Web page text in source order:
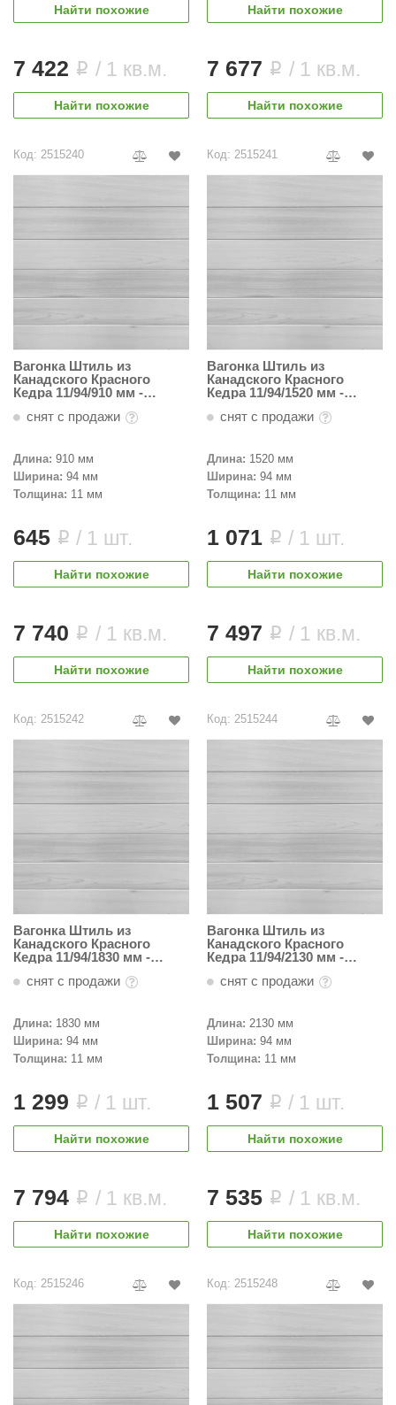
Найти похожие
7 422 i / 1 кв.м.
Найти похожие
Найти похожие
7 677 i / 1 кв.м.
Найти похожие
Код: 2515240
Вагонка Штиль из
Канадского Красного
Кедра 11/94/910 мм -
снят с продажи
Длина: 910 мм
Ширина: 94 мм
Толщина: 11 мм
645 i / 1 шт.
Найти похожие
7 740 i / 1 кв.м.
Найти похожие
Код: 2515241
Вагонка Штиль из
Канадского Красного
Кедра 11/94/1520 мм -
снят с продажи
Длина: 1520 мм
Ширина: 94 мм
Толщина: 11 мм
1 071 i / 1 шт.
Найти похожие
7 497 i / 1 кв.м.
Найти похожие
Код: 2515242
Вагонка Штиль из
Канадского Красного
Кедра 11/94/1830 мм -
снят с продажи
Длина: 1830 мм
Ширина: 94 мм
Толщина: 11 мм
1 299 i / 1 шт.
Найти похожие
7 794 i / 1 кв.м.
Найти похожие
Код: 2515244
Вагонка Штиль из
Канадского Красного
Кедра 11/94/2130 мм -
снят с продажи
Длина: 2130 мм
Ширина: 94 мм
Толщина: 11 мм
1 507 i / 1 шт.
Найти похожие
7 535 i / 1 кв.м.
Найти похожие
Код: 2515246 Код: 2515248